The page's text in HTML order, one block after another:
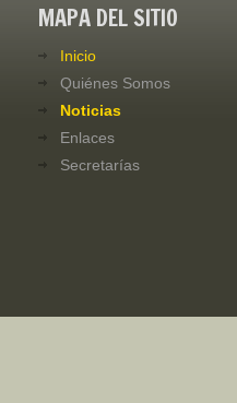
MAPA DEL SITIO
Inicio
Quiénes Somos
Noticias
Enlaces
Secretarías